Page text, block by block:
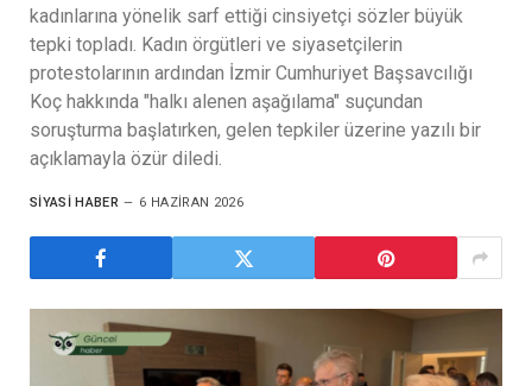
kadınlarına yönelik sarf ettiği cinsiyetçi sözler büyük
tepki topladı. Kadın örgütleri ve siyasetçilerin
protestolarının ardından İzmir Cumhuriyet Başsavcılığı
Koç hakkında "halkı alenen aşağılama" suçundan
soruşturma başlatırken, gelen tepkiler üzerine yazılı bir
açıklamayla özür diledi.
SIYASI HABER 6 HAZIRAN 2026